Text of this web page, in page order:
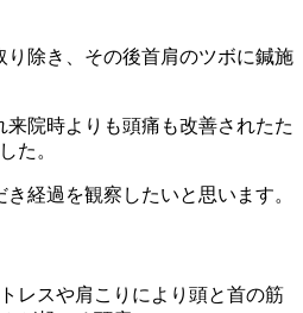
除き、その後首肩のツボに鍼施
院時よりも頭痛も改善されたた
た。
経過を観察したいと思います。
レスや肩こりにより頭と首の筋